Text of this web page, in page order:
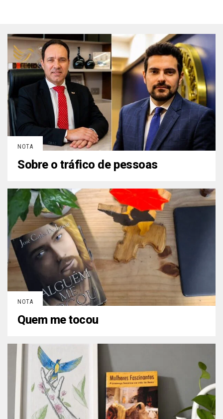
NOTA
Sobre o tráfico de pessoas
NOTA
Quem me tocou